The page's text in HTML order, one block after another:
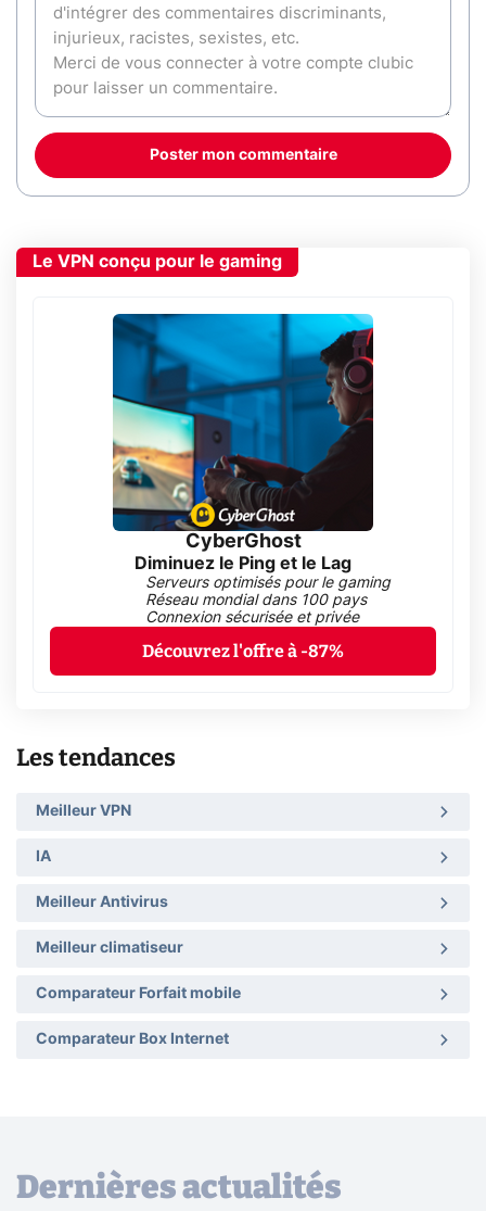
Poster mon commentaire
Le VPN conçu pour le gaming
CyberGhost
Diminuez le Ping et le Lag
Serveurs optimisés pour le gaming
Réseau mondial dans 100 pays
Connexion sécurisée et privée
Découvrez l'offre à -87%
Les tendances
Meilleur VPN
IA
Meilleur Antivirus
Meilleur climatiseur
Comparateur Forfait mobile
Comparateur Box Internet
Dernières actualités